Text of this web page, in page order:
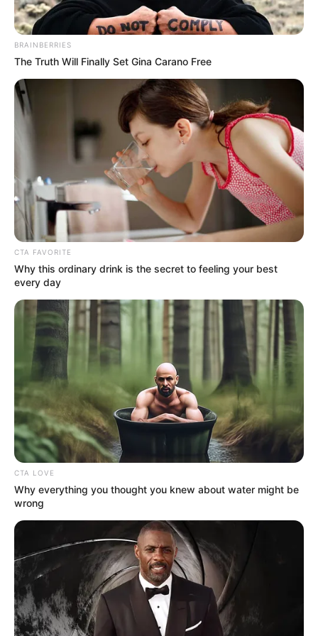
Περισσότερα νέα από την Εύβοια
Κάθε πότε κληρώνει το Τζόκερ το 2026:
Ημέρες και ώρα
Συντάξεις Οκτωβρίου 2026: Πότε θα γίνει η
πληρωμή;
Συντάξεις Σεπτεμβρίου 2026 πληρωμή
Ακολουθήστε το evianews.com στο
Google
News
ΤΑ ΠΙΟ ΔΗΜΟΦΙΛΗ
BRAINBERRIES
The Truth Will Finally Set Gina Carano Free
CTA FAVORITE
Why this ordinary drink is the secret to feeling your best
every day
CTA LOVE
Why everything you thought you knew about water might be
wrong